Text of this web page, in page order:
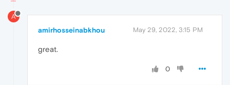
A
amirhosseinabkhou May 29, 2022, 3:15 PM
great.
0